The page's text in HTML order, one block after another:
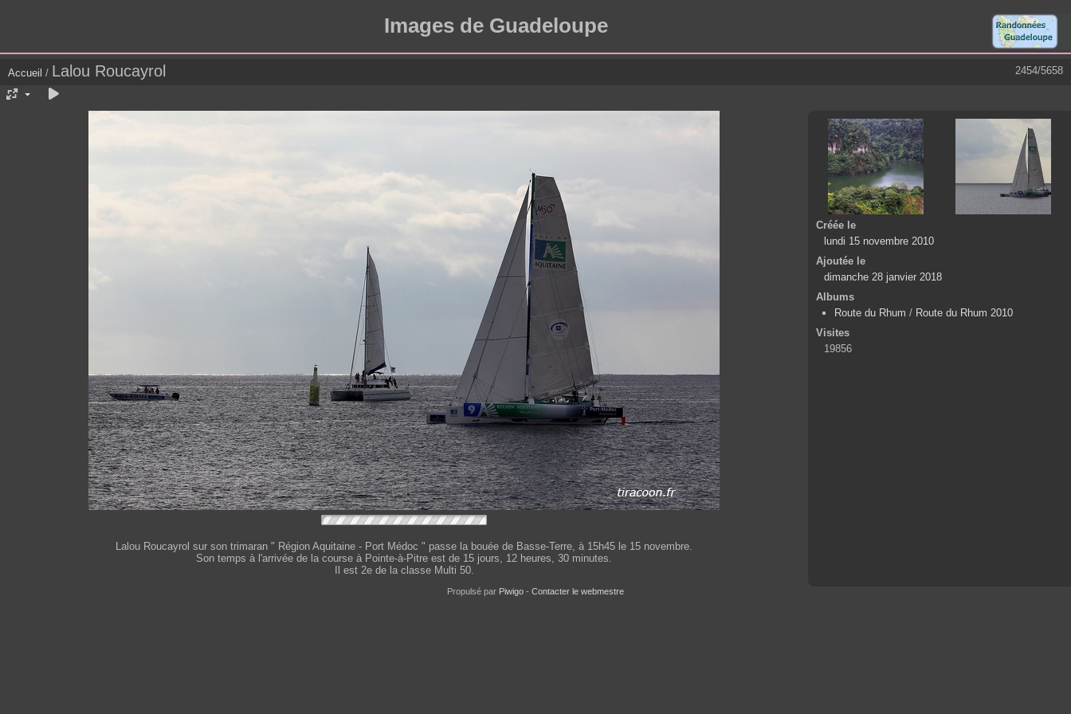
Images de Guadeloupe
2454/5658
Accueil / Lalou Roucayrol
Lalou Roucayrol sur son trimaran " Région Aquitaine - Port Médoc " passe la bouée de Basse-Terre, à 15h45 le 15 novembre.
Son temps à l'arrivée de la course à Pointe-à-Pitre est de 15 jours, 12 heures, 30 minutes.
Il est 2e de la classe Multi 50.
Créée le
lundi 15 novembre 2010
Ajoutée le
dimanche 28 janvier 2018
Albums
Route du Rhum / Route du Rhum 2010
Visites
19856
Propulsé par Piwigo - Contacter le webmestre